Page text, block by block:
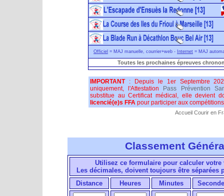
Officiel = MAJ manuelle, courrier+web - Internet = MAJ
Toutes les prochaines épreuves
IMPORTANT: Depuis le 1er Septembre
uniquement, l'Attestation
Pass Prévention
substitue au Certificat médical, elle devient
licencié(e)s FFA pour participer aux
Accueil Courir en
Classement
Utilisez ce formulaire pour calculer votre
Les décimales, doivent toujours être séparées
Distance
Heures Minutes